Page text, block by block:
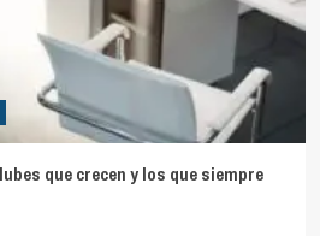
que crecen y los que siempre